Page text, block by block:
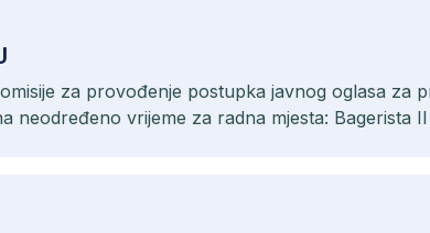
za provođenje postupka javnog oglasa za
neodređeno vrijeme za radna mjesta: Bagerista